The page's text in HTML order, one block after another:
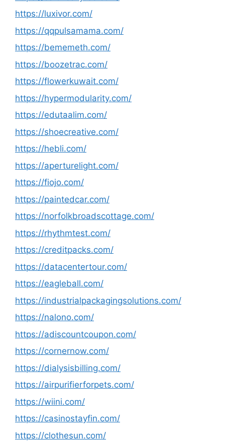
https://luxivor.com/
https://qqpulsamama.com/
https://bememeth.com/
https://boozetrac.com/
https://flowerkuwait.com/
https://hypermodularity.com/
https://edutaalim.com/
https://shoecreative.com/
https://hebli.com/
https://aperturelight.com/
https://fiojo.com/
https://paintedcar.com/
https://norfolkbroadscottage.com/
https://rhythmtest.com/
https://creditpacks.com/
https://datacentertour.com/
https://eagleball.com/
https://industrialpackagingsolutions.com/
https://nalono.com/
https://adiscountcoupon.com/
https://cornernow.com/
https://dialysisbilling.com/
https://airpurifierforpets.com/
https://wiini.com/
https://casinostayfin.com/
https://clothesun.com/